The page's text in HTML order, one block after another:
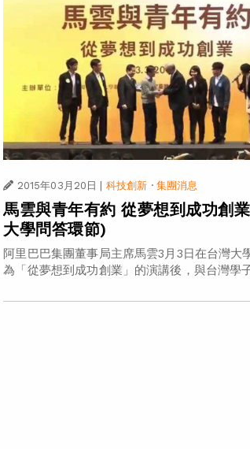
2015年03月20日 科技創新 · 集團消息
馬雲與青年有約 從夢想到成功創
大學問答環節)
阿里巴巴集團董事局主席馬雲3月3日在台灣大
為「從夢想到成功創業」的演講後，與台灣學